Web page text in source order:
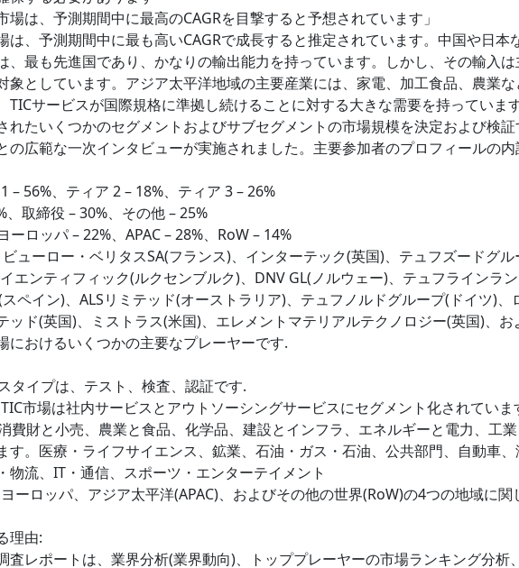
場は、予測期間中に最高のCAGRを目撃すると予想されています」
は、予測期間中に最も高いCAGRで成長すると推定されています。中国や日本
、最も先進国であり、かなりの輸出能力を持っています。しかし、その輸入は
象としています。アジア太平洋地域の主要産業には、家電、加工食品、農業な
TICサービスが国際規格に準拠し続けることに対する大きな需要を持っています
れたいくつかのセグメントおよびサブセグメントの市場規模を決定および検
の広範な一次インタビューが実施されました。主要参加者のプロフィールの
– 56%、ティア 2 – 18%、ティア 3 – 26%
、取締役 – 30%、その他 – 25%
ーロッパ – 22%、APAC – 28%、RoW – 14%
ューロー・ベリタスSA(フランス)、インターテック(英国)、テュフズードグル
エンティフィック(ルクセンブルク)、DNV GL(ノルウェー)、テュフラインラ
ペイン)、ALSリミテッド(オーストラリア)、テュフノルドグループ(ドイツ)、
ッド(英国)、ミストラス(米国)、エレメントマテリアルテクノロジー(英国)、お
におけるいくつかの主要なプレーヤーです.
タイプは、テスト、検査、認証です.
市場は社内サービスとアウトソーシングサービスにセグメント化されていま
費財と小売、農業と食品、化学品、建設とインフラ、エネルギーと電力、工
す。医療・ライフサイエンス、鉱業、石油・ガス・石油、公共部門、自動車
物流、IT・通信、スポーツ・エンターテイメント
ーロッパ、アジア太平洋(APAC)、およびその他の世界(RoW)の4つの地域に関
理由:
査レポートは、業界分析(業界動向)、トッププレーヤーの市場ランキング分析